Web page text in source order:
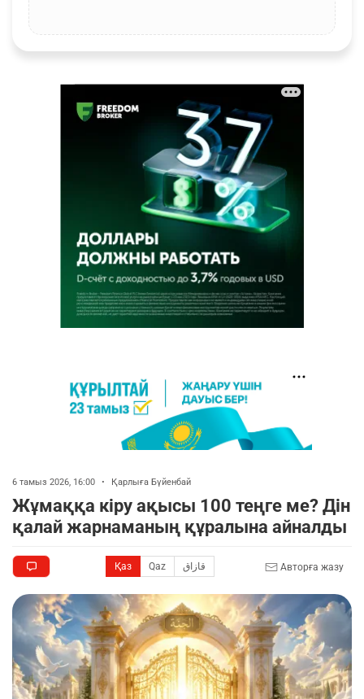
6 тамыз 2026, 16:00 • Қарлыға Бүйенбай
Жұмаққа кіру ақысы 100 теңге ме? Дін
қалай жарнаманың құралына айналды
Қаз Qaz قازاق Авторға жазу